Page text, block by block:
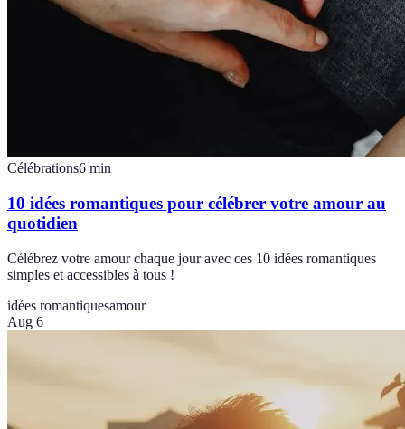
Célébrations6 min
10 idées romantiques pour célébrer votre amour au
quotidien
Célébrez votre amour chaque jour avec ces 10 idées romantiques
simples et accessibles à tous !
idées romantiquesamour
Aug 6